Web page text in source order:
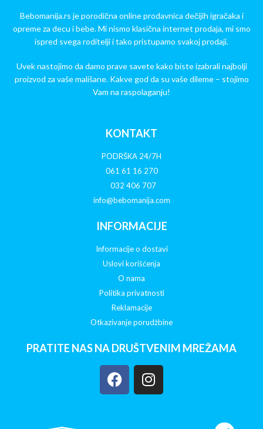
Bebomanija.rs je porodična online prodavnica dečijih igračaka i
opreme za decu i bebe. Mi nismo klasična internet prodaja, mi smo
ispred svega roditelji i tako pristupamo svakoj prodaji.
Uvek nastojimo da damo prave savete kako biste izabrali najbolji
proizvod za vaše mališane. Kakve god da su vaše dileme – stojimo
Vam na raspolaganju!
KONTAKT
PODRŠKA 24/7H
061 61 16 270
032 406 707
info@bebomanija.com
INFORMACIJE
Informacije o dostavi
Uslovi korišćenja
O nama
Politika privatnosti
Reklamacije
Otkazivanje porudžbine
PRATITE NAS NA DRUŠTVENIM MREŽAMA